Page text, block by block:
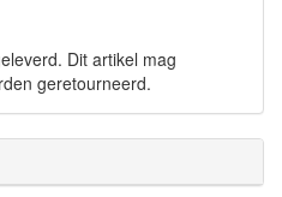
Dit artikel mag
geretourneerd.